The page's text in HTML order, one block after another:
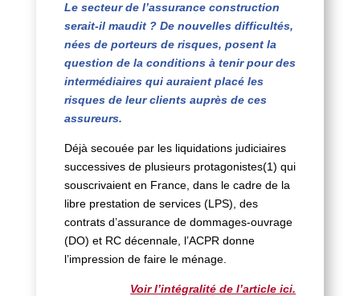
Le secteur de l’assurance construction
serait-il maudit ? De nouvelles difficultés,
nées de porteurs de risques, posent la
question de la conditions à tenir pour des
intermédiaires qui auraient placé les
risques de leur clients auprès de ces
assureurs.
Déjà secouée par les liquidations judiciaires
successives de plusieurs protagonistes(1) qui
souscrivaient en France, dans le cadre de la
libre prestation de services (LPS), des
contrats d’assurance de dommages-ouvrage
(DO) et RC décennale, l’ACPR donne
l’impression de faire le ménage.
Voir l’intégralité de l’article ici.